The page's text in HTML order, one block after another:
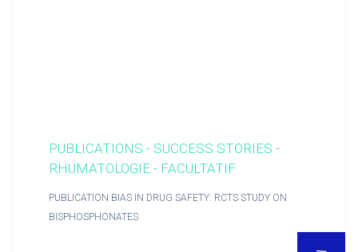
PUBLICATIONS - SUCCESS STORIES -
RHUMATOLOGIE - FACULTATIF
PUBLICATION BIAS IN DRUG SAFETY: RCTS STUDY ON
BISPHOSPHONATES